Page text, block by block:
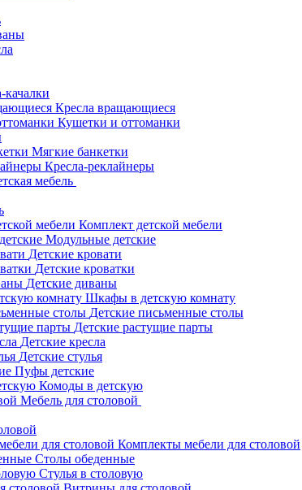
качалки
Кресла вращающиеся
Кушетки и оттоманки
Мягкие банкетки
Кресла-реклайнеры
мебель
Комплект детской мебели
Модульные детские
Детские кровати
Детские кроватки
Детские диваны
Шкафы в детскую комнату
Детские письменные столы
Детские растущие парты
Детские кресла
Детские стулья
Пуфы детские
Комоды в детскую
Мебель для столовой
Комплекты мебели для столовой
Столы обеденные
Стулья в столовую